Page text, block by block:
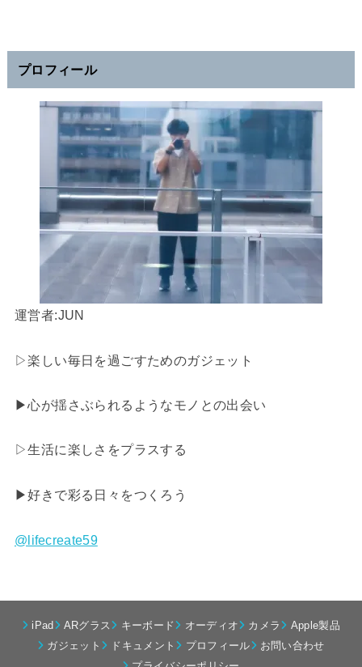
プロフィール
運営者:JUN
▷楽しい毎日を過ごすためのガジェット
▶︎心が揺さぶられるようなモノとの出会い
▷生活に楽しさをプラスする
▶︎好きで彩る日々をつくろう
@lifecreate59
iPad ARグラス キーボード オーディオ カメラ
Apple製品
ガジェット
ドキュメント プロフィール
お問い合わせ